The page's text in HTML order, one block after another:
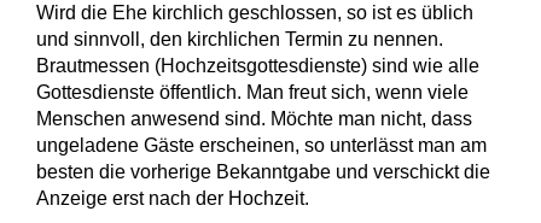
Wird die Ehe kirchlich geschlossen, so ist es üblich
und sinnvoll, den kirchlichen Termin zu nennen.
Brautmessen (Hochzeitsgottesdienste) sind wie alle
Gottesdienste öffentlich. Man freut sich, wenn viele
Menschen anwesend sind. Möchte man nicht, dass
ungeladene Gäste erscheinen, so unterlässt man am
besten die vorherige Bekanntgabe und verschickt die
Anzeige erst nach der Hochzeit.